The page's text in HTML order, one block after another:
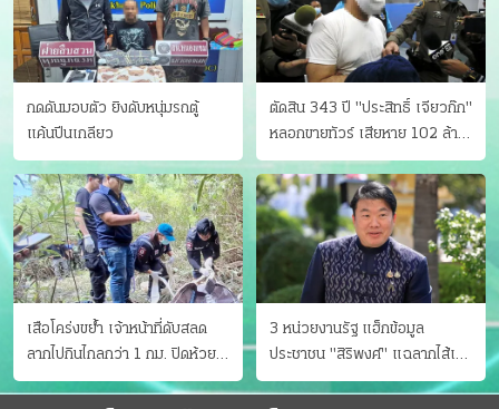
กดดันมอบตัว ยิงดับหนุ่มรถตู้
แค้นปีนเกลียว
ตัดสิน 343 ปี "ประสิทธิ์ เจียวก๊ก"
หลอกขายทัวร์ เสียหาย 102 ล้าน
มีเหยื่อ 173 คน
เสือโคร่งขย้ำ เจ้าหน้าที่ดับสลด
ลากไปกินไกลกว่า 1 กม. ปิดห้วย
ขาแข้งชั่วคราว
3 หน่วยงานรัฐ แฮ็กข้อมูล
ประชาชน "สิริพงศ์" แฉลากไส้เอง
"หนู" กอด "หนิม" สยบลือ